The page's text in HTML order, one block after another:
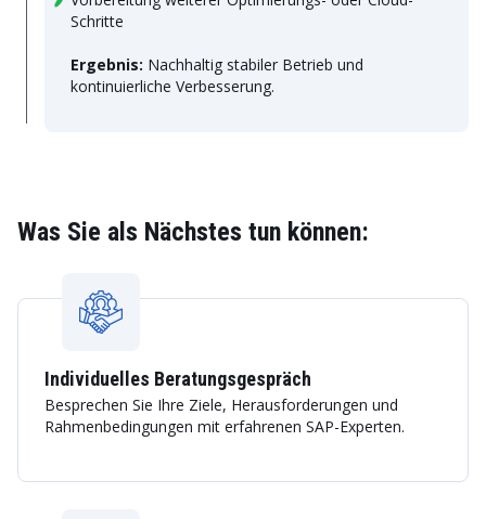
Schritte
Ergebnis: Nachhaltig stabiler Betrieb und
kontinuierliche Verbesserung.
Was Sie als Nächstes tun können:
Individuelles Beratungsgespräch
Besprechen Sie Ihre Ziele, Herausforderungen und
Rahmenbedingungen mit erfahrenen SAP-Experten.